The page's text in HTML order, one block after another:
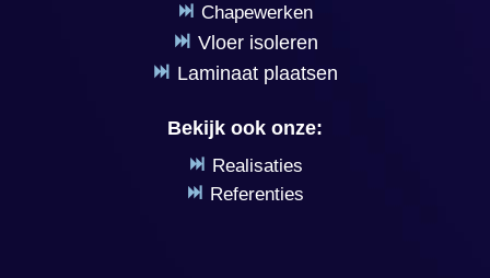
Chapewerken
Vloer isoleren
Laminaat plaatsen
Bekijk ook onze:
Realisaties
Referenties